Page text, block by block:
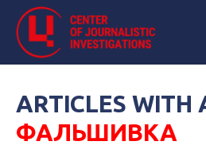
ARTICLES WITH
ФАЛЬШИВКА